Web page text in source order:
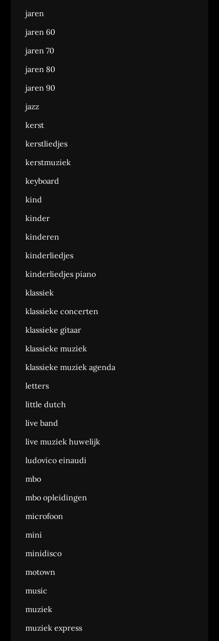
jaren
jaren 60
jaren 70
jaren 80
jaren 90
jazz
kerst
kerstliedjes
kerstmuziek
keyboard
kind
kinder
kinderen
kinderliedjes
kinderliedjes piano
klassiek
klassieke concerten
klassieke gitaar
klassieke muziek
klassieke muziek agenda
letters
little dutch
live band
live muziek huwelijk
ludovico einaudi
mbo
mbo opleidingen
microfoon
mini
minidisco
motown
music
muziek
muziek express